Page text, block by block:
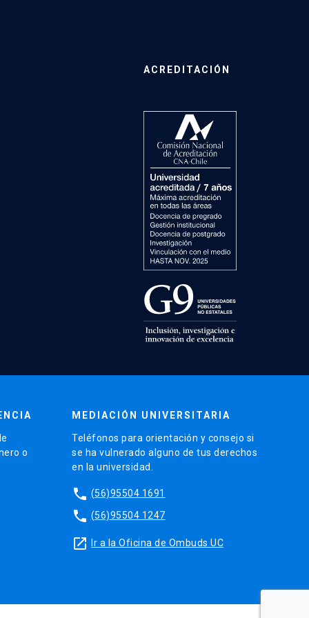
ACREDITACIÓN
o
MEDIACIÓN UNIVERSITARIA
Teléfonos para orientación y consejo si
se ha vulnerado alguno de tus derechos
en la universidad.
phone (56)95504 1691
phone (56)95504 1247
launch Ir a la Oficina de Ombuds UC